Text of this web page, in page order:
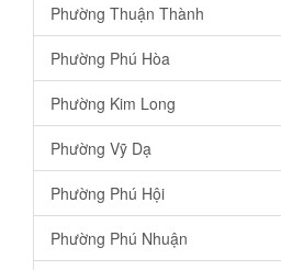
Phường Thuận Thành
Phường Phú Hòa
Phường Kim Long
Phường Vỹ Dạ
Phường Phú Hội
Phường Phú Nhuận